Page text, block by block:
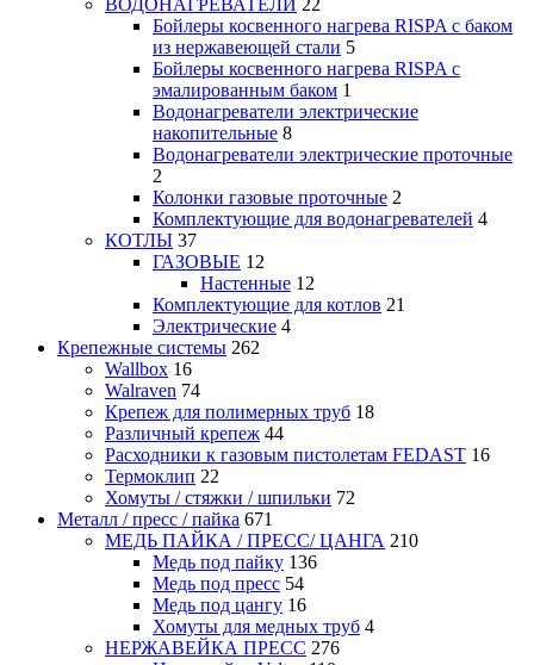
Бойлеры косвенного нагрева RISPA с баком
из нержавеющей стали 5
Бойлеры косвенного нагрева RISPA с
эмалированным баком 1
Водонагреватели электрические
накопительные 8
Водонагреватели электрические проточные
2
Колонки газовые проточные 2
Комплектующие для водонагревателей 4
КОТЛЫ 37
ГАЗОВЫЕ 12
Настенные 12
Комплектующие для котлов 21
Электрические 4
Крепежные системы 262
Wallbox 16
Walraven 74
Крепеж для полимерных труб 18
Различный крепеж 44
Расходники к газовым пистолетам FEDAST 16
Термоклип 22
Хомуты / стяжки / шпильки 72
Металл / пресс / пайка 671
МЕДЬ ПАЙКА / ПРЕСС/ ЦАНГА 210
Медь под пайку 136
Медь под пресс 54
Медь под цангу 16
Хомуты для медных труб 4
НЕРЖАВЕЙКА ПРЕСС 276